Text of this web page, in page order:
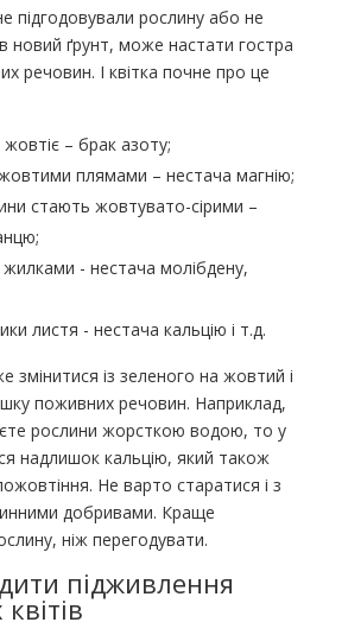
підгодовували рослину або не
новий ґрунт, може настати гостра
речовин. І квітка почне про це
жовтіє – брак азоту;
плямами – нестача магнію;
стають жовтувато-сірими –
- нестача молібдену,
листя - нестача кальцію і т.д.
змінитися із зеленого на жовтий і
поживних речовин. Наприклад,
рослини жорсткою водою, то у
надлишок кальцію, який також
Не варто старатися і з
добривами. Краще
ніж перегодувати.
підживлення